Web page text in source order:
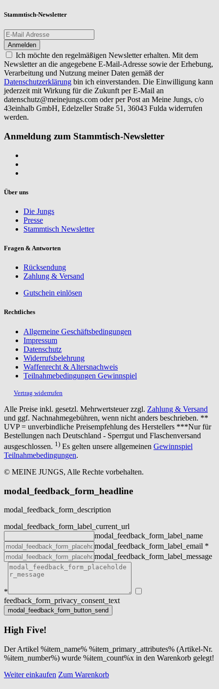
Stammtisch-Newsletter
Ich möchte den regelmäßigen Newsletter erhalten. Mit dem
Newsletter an die angegebene E-Mail-Adresse sowie der Erhebung,
Verarbeitung und Nutzung meiner Daten gemäß der
Datenschutzerklärung bin ich einverstanden. Die Einwilligung kann
jederzeit mit Wirkung für die Zukunft per E-Mail an
datenschutz@meinejungs.com oder per Post an Meine Jungs, c/o
43einhalb GmbH, Edelzeller Straße 51, 36043 Fulda widerrufen
werden.
Anmeldung zum Stammtisch-Newsletter
Über uns
Die Jungs
Presse
Stammtisch Newsletter
Fragen & Antworten
Rücksendung
Zahlung & Versand
Gutschein einlösen
Rechtliches
Allgemeine Geschäftsbedingungen
Impressum
Datenschutz
Widerrufsbelehrung
Waffenrecht & Altersnachweis
Teilnahmebedingungen Gewinnspiel
Vertrag widerrufen
Alle Preise inkl. gesetzl. Mehrwertsteuer zzgl. Zahlung & Versand
und ggf. Nachnahmegebühren, wenn nicht anders beschrieben. **
UVP = unverbindliche Preisempfehlung des Herstellers ***Nur für
Bestellungen nach Deutschland - Sperrgut und Flaschenversand
ausgeschlossen. 1) Es gelten unsere allgemeinen Gewinnspiel
Teilnahmebedingungen.
© MEINE JUNGS, Alle Rechte vorbehalten.
modal_feedback_form_headline
modal_feedback_form_description
modal_feedback_form_label_current_url
modal_feedback_form_label_name
modal_feedback_form_label_email *
modal_feedback_form_label_message
*
feedback_form_privacy_consent_text
High Five!
Der Artikel %item_name% %item_primary_attributes% (Artikel-Nr.
%item_number%) wurde %item_count%x in den Warenkorb gelegt!
Weiter einkaufen Zum Warenkorb